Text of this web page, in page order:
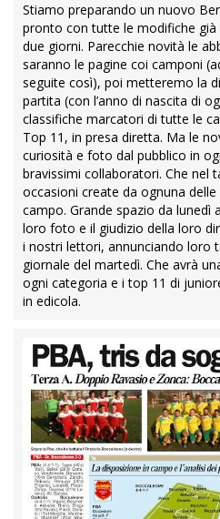
Stiamo preparando un nuovo
pronto con tutte le modifiche
due giorni. Parecchie novità le
saranno le pagine coi camponi
seguite così), poi metteremo la
partita (con l’anno di nascita di
classifiche marcatori di tutte le
Top 11, in presa diretta. Ma le
curiosità e foto dal pubblico in
bravissimi collaboratori. Che nel
occasioni create da ognuna
campo. Grande spazio da lunedì
loro foto e il giudizio della loro
i nostri lettori, annunciando loro
giornale del martedì. Che avrà
ogni categoria e i top 11 di
in edicola.